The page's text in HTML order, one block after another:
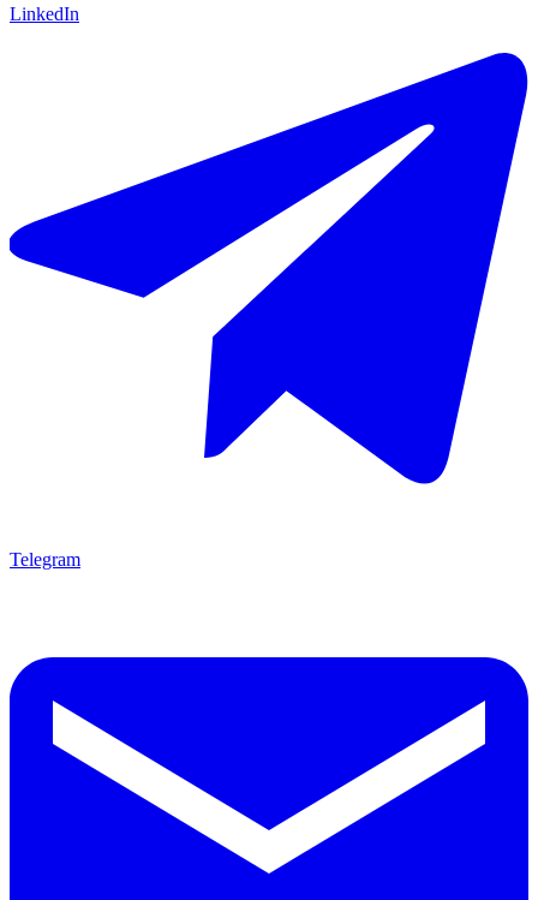
LinkedIn
Telegram